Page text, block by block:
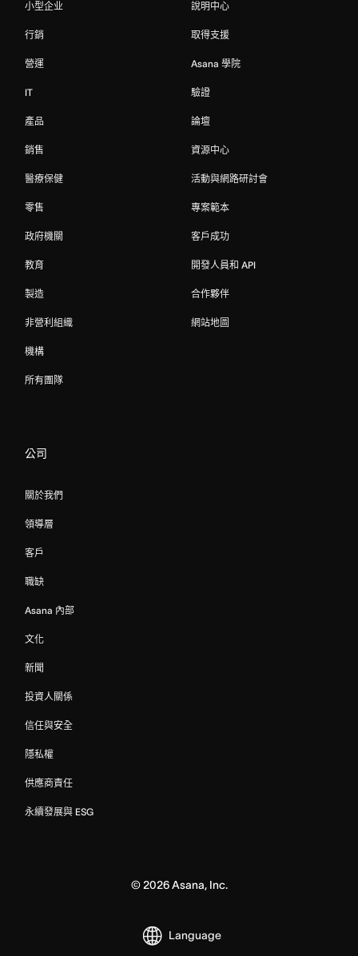
小型企业
行銷
營運
IT
產品
銷售
醫療保健
零售
政府機關
教育
製造
非營利組織
機構
所有團隊
說明中心
取得支援
Asana 學院
驗證
論壇
資源中心
活動與網路研討會
專案範本
客戶成功
開發人員和 API
合作夥伴
網站地圖
公司
關於我們
領導層
客戶
職缺
Asana 內部
文化
新聞
投資人關係
信任與安全
隱私權
供應商責任
永續發展與 ESG
©2026Asana, Inc.
Language